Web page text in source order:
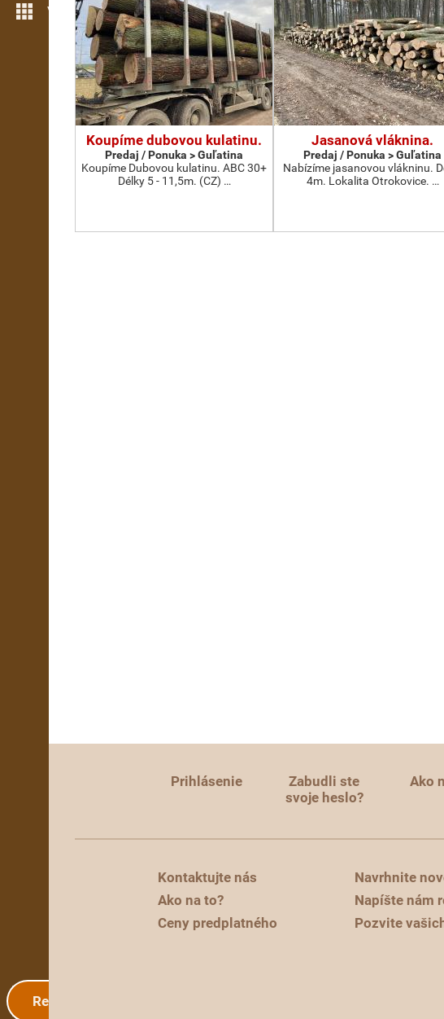
Viac možností
Registrácia
Koupíme dubovou kulatinu.
Predaj / Ponuka > Guľatina
Koupíme Dubovou kulatinu. ABC 30+
Délky 5 - 11,5m. (CZ) …
Jasanová vláknina.
Predaj / Ponuka > Guľatina
Nabízíme jasanovou vlákninu.
4m. Lokalita Otrokovice. …
Prihlásenie
Zabudli ste
svoje heslo?
Ako
Kontaktujte nás
Ako na to?
Ceny predplatného
Navrhnite
Napíšte nám
Pozvite